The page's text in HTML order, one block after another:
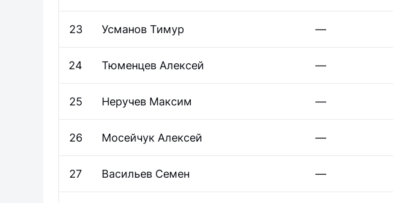
23 Усманов Тимур —
24 Тюменцев Алексей —
25 Неручев Максим —
26 Мосейчук Алексей —
27 Васильев Семен —